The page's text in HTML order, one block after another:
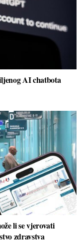
AI chatbota
li se vjerovati
zdravstva